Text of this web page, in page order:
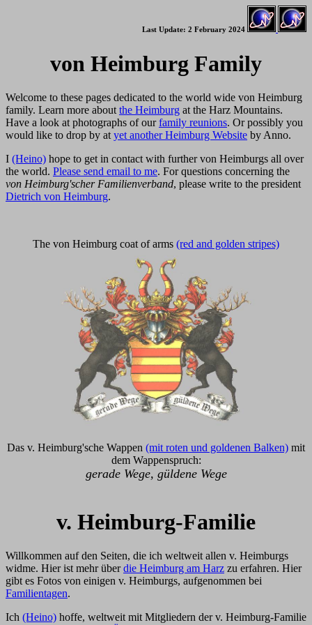
Last Update: 2 February 2024
von Heimburg Family
Welcome to these pages dedicated to the world wide von Heimburg
family. Learn more aboutthe Heimburg at the Harz Mountains.
Have a look at photographs of ourfamily reunions. Or possibly you
would like to drop by atyet another Heimburg Website by Anno.
I (Heino) hope to get in contact with further von Heimburgs all over
the world. Please send email to me. For questions concerning the
von Heimburg'scher Familienverband, please write to the president
Dietrich von Heimburg.
The von Heimburg coat of arms (red and golden stripes)
Das v. Heimburg'sche Wappen (mit roten und goldenen Balken) mit
dem Wappenspruch:
gerade Wege, güldene Wege
v. Heimburg-Familie
Willkommen auf den Seiten, die ich weltweit allen v. Heimburgs
widme. Hier ist mehr überdie Heimburg am Harz zu erfahren. Hier
gibt es Fotos von einigen v. Heimburgs, aufgenommen bei
Familientagen.
Ich (Heino) hoffe, weltweit mit Mitgliedern der v. Heimburg-Familie